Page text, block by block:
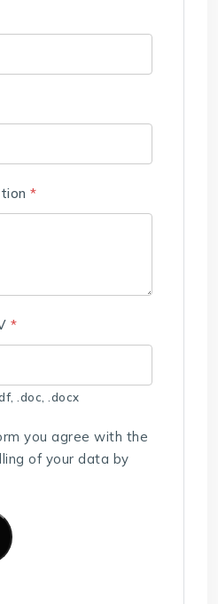
*
*
.doc, .docx
you agree with the
of your data by